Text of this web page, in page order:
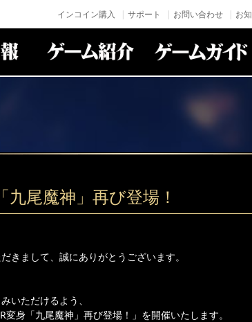
インコイン購入 サポート お問い合わせ お
九尾魔神」再び登場！
きまして、誠にありがとうございます。
いただけるよう、
変身「九尾魔神」再び登場！」を開催いたします。